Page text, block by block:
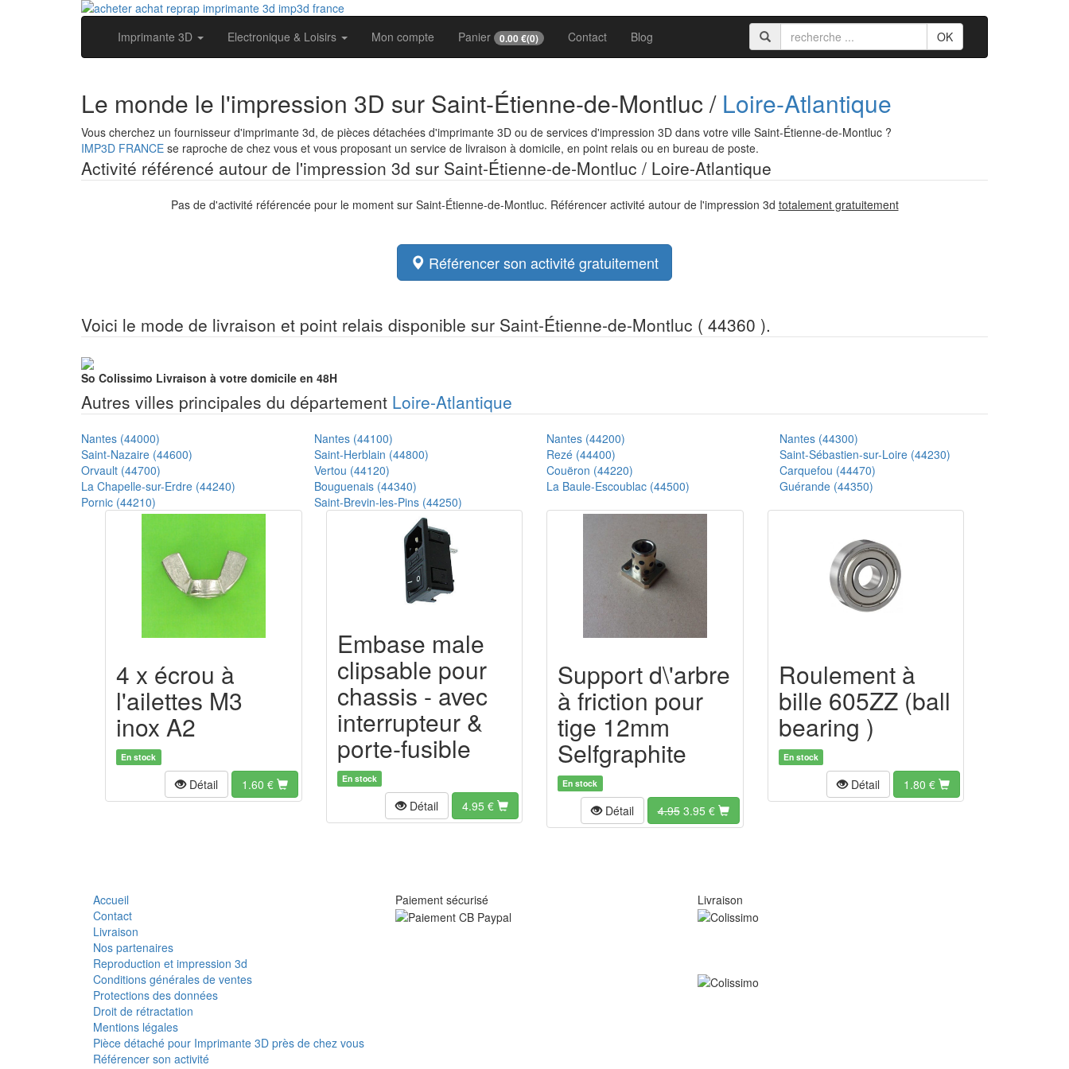
Imprimante 3D Electronique & Loisirs Mon compte Panier 0.00 €(0) Contact Blog OK
Le monde le l'impression 3D sur Saint-Étienne-de-Montluc / Loire-Atlantique
Vous cherchez un fournisseur d'imprimante 3d, de pièces détachées d'imprimante 3D ou de services d'impression 3D dans votre ville Saint-Étienne-de-Montluc ?
IMP3D FRANCE se raproche de chez vous et vous proposant un service de livraison à domicile, en point relais ou en bureau de poste.
Activité référencé autour de l'impression 3d sur Saint-Étienne-de-Montluc / Loire-Atlantique
Pas de d'activité référencée pour le moment sur Saint-Étienne-de-Montluc. Référencer activité autour de l'impression 3d totalement gratuitement
Référencer son activité gratuitement
Voici le mode de livraison et point relais disponible sur Saint-Étienne-de-Montluc ( 44360 ).
So Colissimo Livraison à votre domicile en 48H
Autres villes principales du département Loire-Atlantique
Nantes (44000) Nantes (44100) Nantes (44200)
Nantes (44300)
Saint-Nazaire (44600)
Saint-Herblain (44800) Rezé (44400)
Saint-Sébastien-sur-Loire (44230)
Orvault (44700)
Vertou (44120) Couëron (44220)
Carquefou (44470)
La Chapelle-sur-Erdre (44240)
Bouguenais (44340) La Baule-Escoublac (44500)
Guérande (44350)
Pornic (44210)
Saint-Brevin-les-Pins (44250)
4 x écrou à
l'ailettes M3
inox A2
En stock
Détail 1.60 €
Embase male
clipsable pour
chassis - avec
interrupteur &
porte-fusible
En stock
Détail 4.95 €
Support d\'arbre
à friction pour
tige 12mm
Selfgraphite
En stock
Détail 4.95 3.95 €
Roulement à
bille 605ZZ (ball
bearing )
En stock
Détail 1.80 €
Accueil
Contact
Livraison
Nos partenaires
Reproduction et impression 3d
Conditions générales de ventes
Protections des données
Droit de rétractation
Mentions légales
Pièce détaché pour Imprimante 3D près de chez vous
Référencer son activité
Paiement sécurisé Livraison